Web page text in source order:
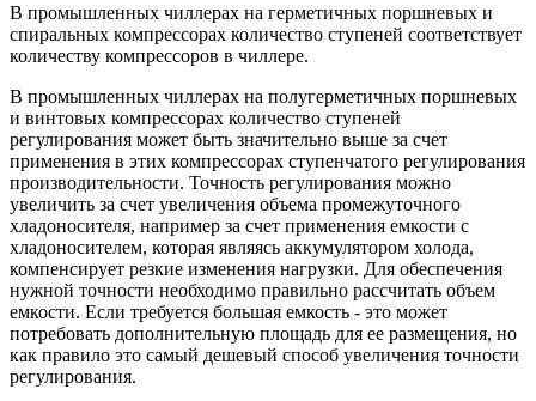
В промышленных чиллерах на герметичных поршневых и
спиральных компрессорах количество ступеней соответствует
количеству компрессоров в чиллере.
В промышленных чиллерах на полугерметичных поршневых
и винтовых компрессорах количество ступеней
регулирования может быть значительно выше за счет
применения в этих компрессорах ступенчатого регулирования
производительности. Точность регулирования можно
увеличить за счет увеличения объема промежуточного
хладоносителя, например за счет применения емкости с
хладоносителем, которая являясь аккумулятором холода,
компенсирует резкие изменения нагрузки. Для обеспечения
нужной точности необходимо правильно рассчитать объем
емкости. Если требуется большая емкость - это может
потребовать дополнительную площадь для ее размещения, но
как правило это самый дешевый способ увеличения точности
регулирования.